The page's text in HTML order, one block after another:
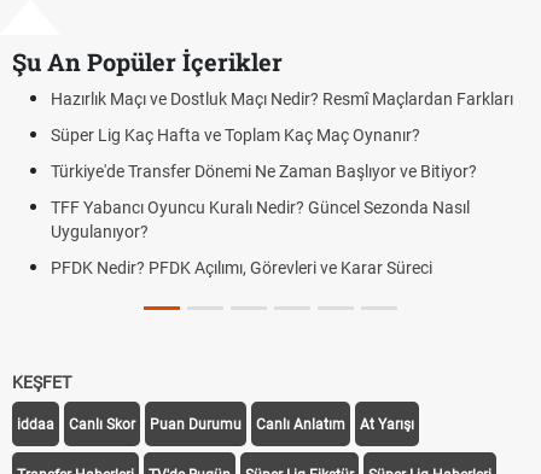
Şu An Popüler İçerikler
Hazırlık Maçı ve Dostluk Maçı Nedir? Resmî Maçlardan Farkları
Süper Lig Kaç Hafta ve Toplam Kaç Maç Oynanır?
Türkiye'de Transfer Dönemi Ne Zaman Başlıyor ve Bitiyor?
TFF Yabancı Oyuncu Kuralı Nedir? Güncel Sezonda Nasıl
Uygulanıyor?
PFDK Nedir? PFDK Açılımı, Görevleri ve Karar Süreci
KEŞFET
iddaa Canlı Skor Puan Durumu Canlı Anlatım At Yarışı